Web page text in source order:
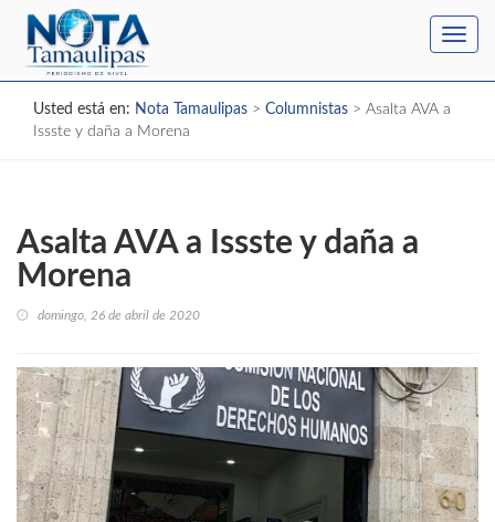
Usted está en: Nota Tamaulipas > Columnistas > Asalta AVA a
Issste y daña a Morena
Asalta AVA a Issste y daña a
Morena
domingo, 26 de abril de 2020